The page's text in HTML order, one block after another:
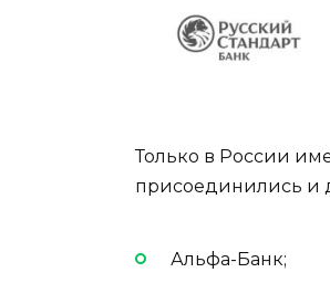
Только в России
присоединились и
Альфа-Банк;